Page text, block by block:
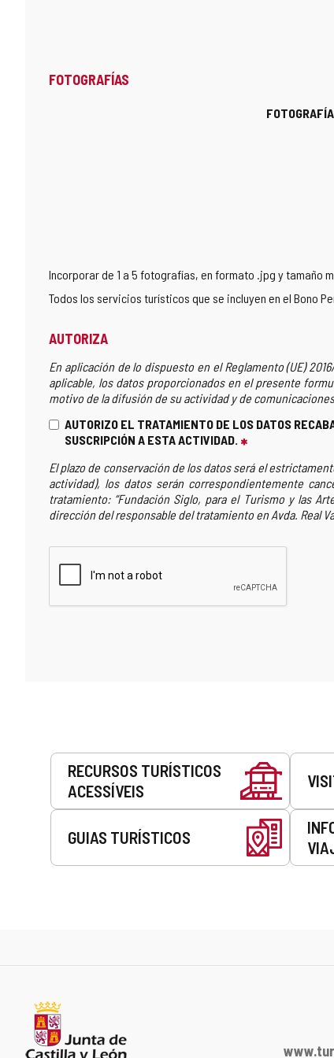
FOTOGRAFÍAS
Incorporar de 1 a 5 fotografías, en formato .jpg y tamaño
Todos los servicios turísticos que se incluyen en el Bono
AUTORIZA
En aplicación de lo dispuesto en el Reglamento (UE)
aplicable, los datos proporcionados en el presente
motivo de la difusión de su actividad y de
AUTORIZO EL TRATAMIENTO DE LOS DATOS
SUSCRIPCIÓN A ESTA ACTIVIDAD.
CAMPO
El plazo de conservación de los datos será el
actividad), los datos serán correspondientemente
tratamiento: “Fundación Siglo, para el Turismo y las
dirección del responsable del tratamiento en Avda. Real
Serviços
RECURSOS TURÍSTICOS
ACESSÍVEIS
GUIAS TURÍSTICOS